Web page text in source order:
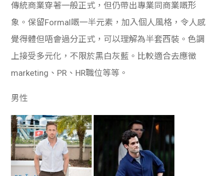
傳統商業穿著一般正式，但仍帶出專業同商業嘅形
象。保留Formal嘅一半元素，加入個人風格，令人感
覺得體但唔會過分正式，可以理解為半套西裝。色調
上接受多元化，不限於黑白灰藍。比較適合去應徵
marketing、PR、HR職位等等。
男性